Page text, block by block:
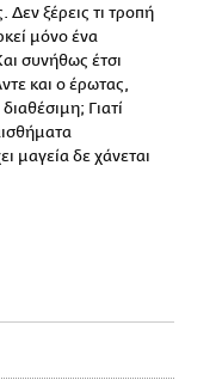
Δεν ξέρεις τι τροπή
μόνο ένα
συνήθως έτσι
και ο έρωτας,
Γιατί
μαγεία δε χάνεται